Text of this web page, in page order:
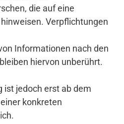
die auf eine
Verpflichtungen
Informationen nach den
hiervon unberührt.
ist jedoch erst ab dem
konkreten